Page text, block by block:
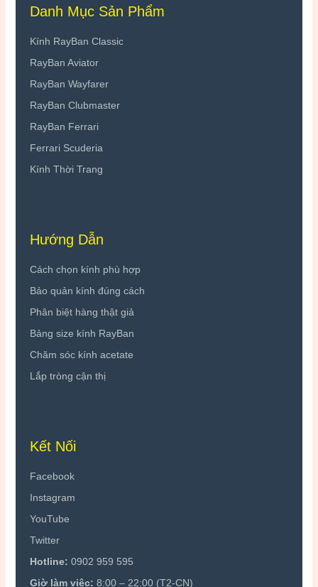
Danh Mục Sản Phẩm
Kính RayBan Classic
RayBan Aviator
RayBan Wayfarer
RayBan Clubmaster
RayBan Ferrari
Ferrari Scuderia
Kính Thời Trang
Hướng Dẫn
Cách chọn kính phù hợp
Bảo quản kính đúng cách
Phân biệt hàng thật giả
Bảng size kính RayBan
Chăm sóc kính acetate
Lắp tròng cận thị
Kết Nối
Facebook
Instagram
YouTube
Twitter
Hotline: 0902 959 595
Giờ làm việc: 8:00 – 22:00 (T2-CN)